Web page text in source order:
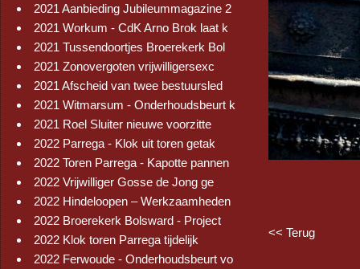
2021 Aanbieding Jubileummagazine 2
2021 Workum - CdK Arno Brok laat k
2021 Tussendoortjes Broerekerk Bol
2021 Zonovergoten vrijwilligersexc
2021 Afscheid van twee bestuursled
2021 Witmarsum - Onderhoudsbeurt k
2021 Roel Sluiter nieuwe voorzitte
2022 Parrega - Klok uit toren getak
2022 Toren Parrega - Kapotte pannen
2022 Vrijwilliger Gosse de Jong ge
2022 Hindeloopen – Werkzaamheden
2022 Broerekerk Bolsward - Project
2022 Klok toren Parrega tijdelijk
2022 Ferwoude - Onderhoudsbeurt vo
<< Terug